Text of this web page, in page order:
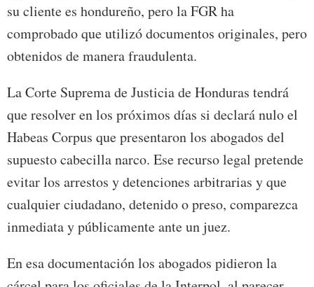
su cliente es hondureño, pero la FGR ha
comprobado que utilizó documentos originales, pero
obtenidos de manera fraudulenta.
La Corte Suprema de Justicia de Honduras tendrá
que resolver en los próximos días si declará nulo el
Habeas Corpus que presentaron los abogados del
supuesto cabecilla narco. Ese recurso legal pretende
evitar los arrestos y detenciones arbitrarias y que
cualquier ciudadano, detenido o preso, comparezca
inmediata y públicamente ante un juez.
En esa documentación los abogados pidieron la